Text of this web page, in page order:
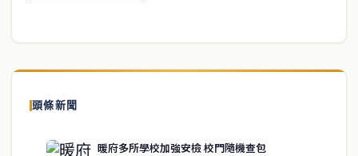
頭條新聞
暖府多所學校加強安檢 校門隨機查包